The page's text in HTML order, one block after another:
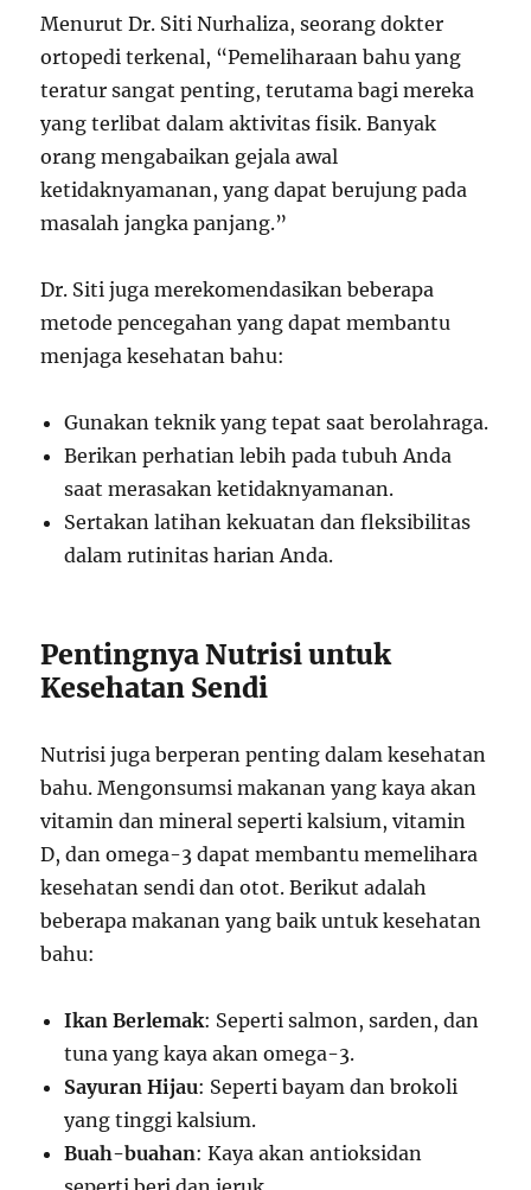
Menurut Dr. Siti Nurhaliza, seorang dokter
ortopedi terkenal, “Pemeliharaan bahu yang
teratur sangat penting, terutama bagi mereka
yang terlibat dalam aktivitas fisik. Banyak
orang mengabaikan gejala awal
ketidaknyamanan, yang dapat berujung pada
masalah jangka panjang.”
Dr. Siti juga merekomendasikan beberapa
metode pencegahan yang dapat membantu
menjaga kesehatan bahu:
Gunakan teknik yang tepat saat berolahraga.
Berikan perhatian lebih pada tubuh Anda
saat merasakan ketidaknyamanan.
Sertakan latihan kekuatan dan fleksibilitas
dalam rutinitas harian Anda.
Pentingnya Nutrisi untuk
Kesehatan Sendi
Nutrisi juga berperan penting dalam kesehatan
bahu. Mengonsumsi makanan yang kaya akan
vitamin dan mineral seperti kalsium, vitamin
D, dan omega-3 dapat membantu memelihara
kesehatan sendi dan otot. Berikut adalah
beberapa makanan yang baik untuk kesehatan
bahu:
Ikan Berlemak: Seperti salmon, sarden, dan
tuna yang kaya akan omega-3.
Sayuran Hijau: Seperti bayam dan brokoli
yang tinggi kalsium.
Buah-buahan: Kaya akan antioksidan